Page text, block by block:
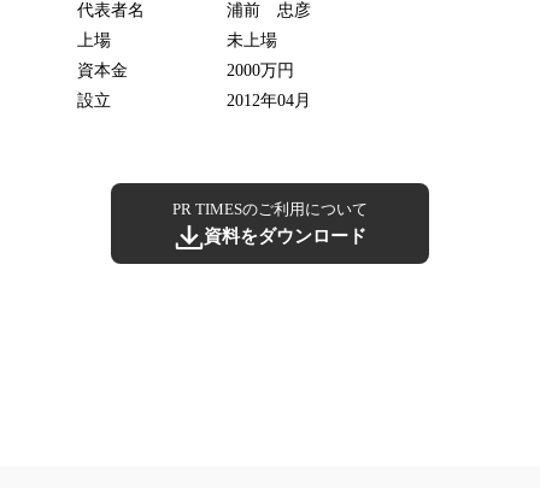
代表者名
浦前 忠彦
上場
未上場
資本金
2000万円
設立
2012年04月
PR TIMESのご利用について
資料をダウンロード